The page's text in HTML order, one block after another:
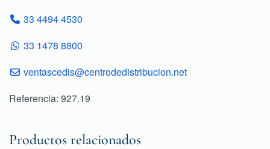
33 4494 4530
33 1478 8800
ventascedis@centrodedistribucion.net
Referencia: 927.19
Productos relacionados